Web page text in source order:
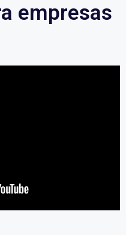
empresas